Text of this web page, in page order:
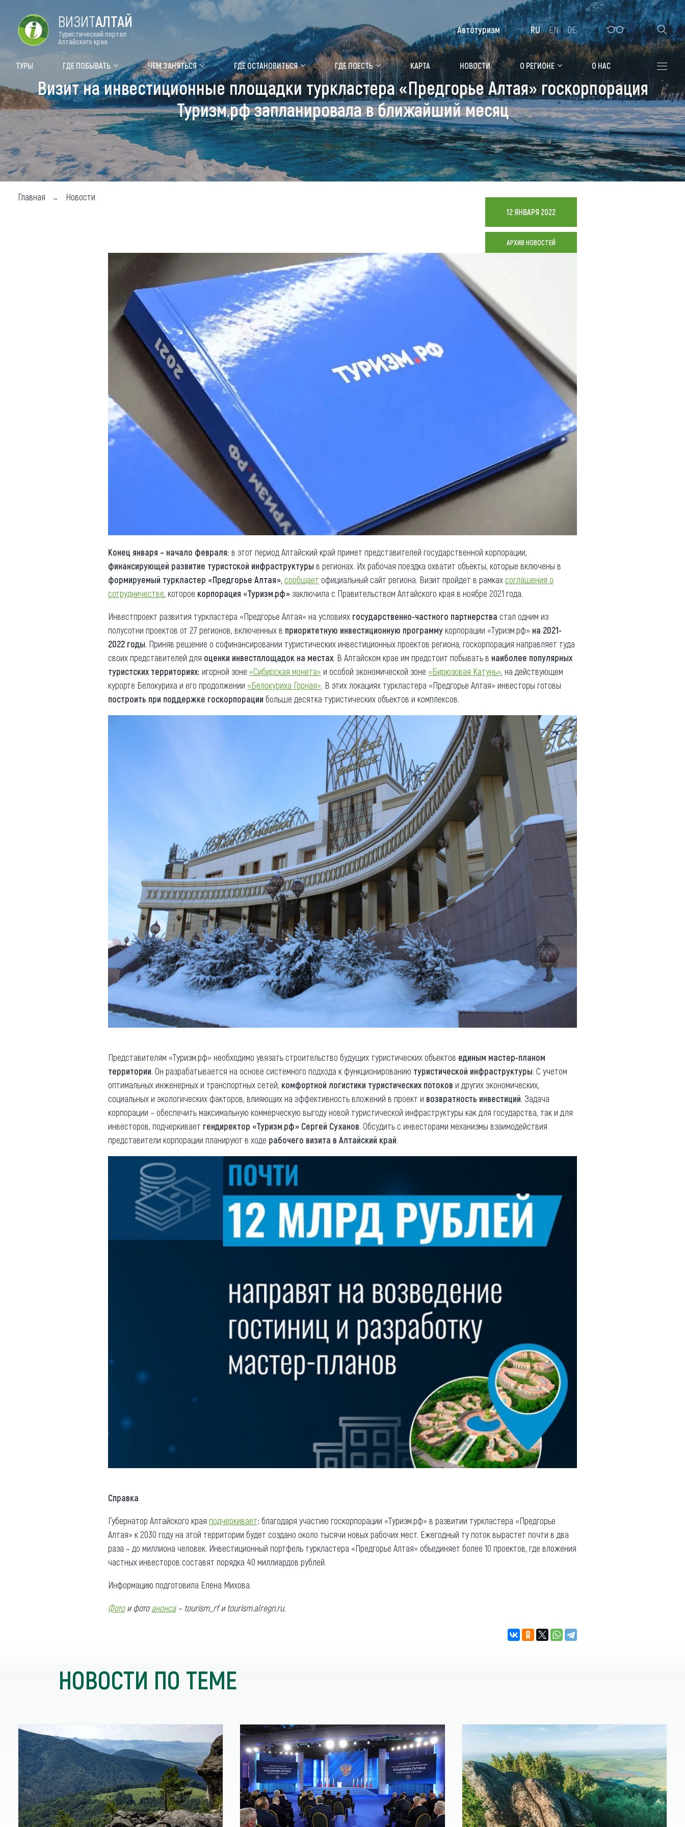
Форум VISIT ALTAI Цветение маральника Медицинский форум Алтайская зимовка
Туры Где побывать
Объекты природы
Объекты истории и культуры
Объекты развлечений
Топ туристических мест
Чем заняться
Календарь событий
Аудиогид
Мой маршрут
Где остановиться
Санатории
Гостиницы, отели
Коттеджи, базы
Сельские усадьбы
Мотели, придорожные отели
Что привезти (сувениры)
Общая информация
Как добраться
Коллекция впечатлений
Реестр туроператоров
Реестр туристических
агентств Алтайского края
ВИЗИТАЛТАЙ
Туристический портал
Алтайского края
ТУРЫ ГДЕ ПОБЫВАТЬ ЧЕМ ЗАНЯТЬСЯ ГДЕ ОСТАНОВИТЬСЯ ГДЕ ПОЕСТЬ КАРТА НОВОСТИ О РЕГИОНЕ О НАС
Автотуризм RU EN DE
Визит на инвестиционные площадки туркластера «Предгорье Алтая» госкорпорация
Туризм.рф запланировала в ближайший месяц
Главная Новости
12 ЯНВАРЯ 2022
АРХИВ НОВОСТЕЙ
Конец января – начало февраля: в этот период Алтайский край примет представителей государственной корпорации,
финансирующей развитие туристской инфраструктуры в регионах. Их рабочая поездка охватит объекты, которые включены в
формируемый туркластер «Предгорье Алтая», сообщает официальный сайт региона. Визит пройдет в рамкахсоглашения о
сотрудничестве, которое корпорация «Туризм.рф» заключила с Правительством Алтайского края в ноябре 2021 года.
Инвестпроект развития туркластера «Предгорье Алтая» на условиях государственно-частного партнерства стал одним из
полусотни проектов от 27 регионов, включенных в приоритетную инвестиционную программукорпорации «Туризм.рф» на 2021-
2022 годы. Приняв решение о софинансировании туристических инвестиционных проектов региона, госкорпорация направляет туда
своих представителей для оценки инвестплощадок на местах. В Алтайском крае им предстоит побывать в наиболее популярных
туристских территориях: игорной зоне «Сибирская монета» и особой экономической зоне «Бирюзовая Катунь», на действующем
курорте Белокуриха и его продолжении «Белокуриха Горная». В этих локациях туркластера «Предгорье Алтая» инвесторы готовы
построить при поддержке госкорпорации больше десятка туристических объектов и комплексов.
Представителям «Туризм.рф» необходимо увязать строительство будущих туристических объектов единым мастер-планом
территории. Он разрабатывается на основе системного подхода к функционированию туристической инфраструктуры. С учетом
оптимальных инженерных и транспортных сетей, комфортной логистики туристических потоков и других экономических,
социальных и экологических факторов, влияющих на эффективность вложений в проект и возвратность инвестиций. Задача
корпорации – обеспечить максимальную коммерческую выгоду новой туристической инфраструктуры как для государства, так и для
инвесторов, подчеркивает гендиректор «Туризм.рф» Сергей Суханов. Обсудить с инвесторами механизмы взаимодействия
представители корпорации планируют в ходе рабочего визита в Алтайский край.
Справка
Губернатор Алтайского края подчеркивает: благодаря участию госкорпорации «Туризм.рф» в развитии туркластера «Предгорье
Алтая» к 2030 году на этой территории будет создано около тысячи новых рабочих мест. Ежегодный ту поток вырастет почти в два
раза – до миллиона человек. Инвестиционный портфель туркластера «Предгорье Алтая» объединяет более 10 проектов, где вложения
частных инвесторов составят порядка 40 миллиардов рублей.
Информацию подготовила Елена Михова.
Фотои фотоанонса– tourism_rf и tourism.alregn.ru.
НОВОСТИ ПО ТЕМЕ